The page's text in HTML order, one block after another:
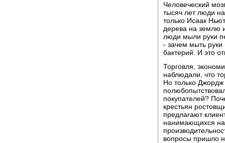
Человеческий
тысяч лет люди
только Исаак
дерева на землю
люди мыли руки
- зачем мыть руки
бактерий. И это
Торговля,
наблюдали, что
Но только
покупателей?
крестьян
предлагают
нанимающихся
вопросы пришло